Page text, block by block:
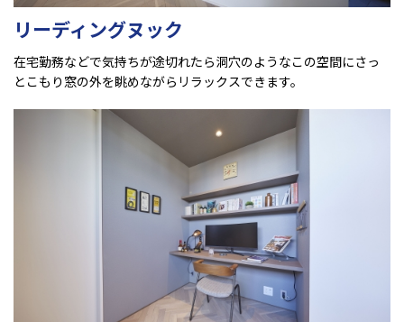
リーディングヌック
在宅勤務などで気持ちが途切れたら洞穴のようなこの空間にさっ
とこもり窓の外を眺めながらリラックスできます。